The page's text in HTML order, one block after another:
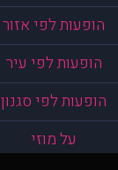
הופעות לפי אזור
הופעות לפי עיר
הופעות לפי סגנון
על מוזי